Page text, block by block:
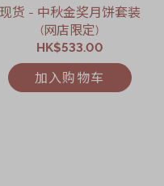
现货 - 中秋金奖月饼套装
(网店限定)
HK$533.00
加入购物车